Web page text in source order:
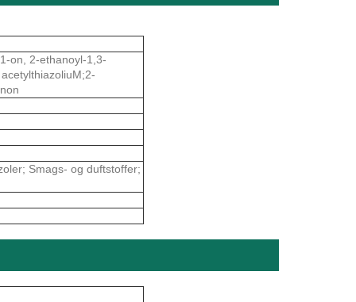
on, 2-ethanoyl-1,3-
Smags- og duftstoffer;